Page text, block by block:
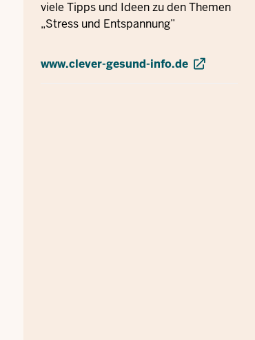
viele Tipps und Ideen zu den Themen
„Stress und Entspannung”
www.clever-gesund-info.de